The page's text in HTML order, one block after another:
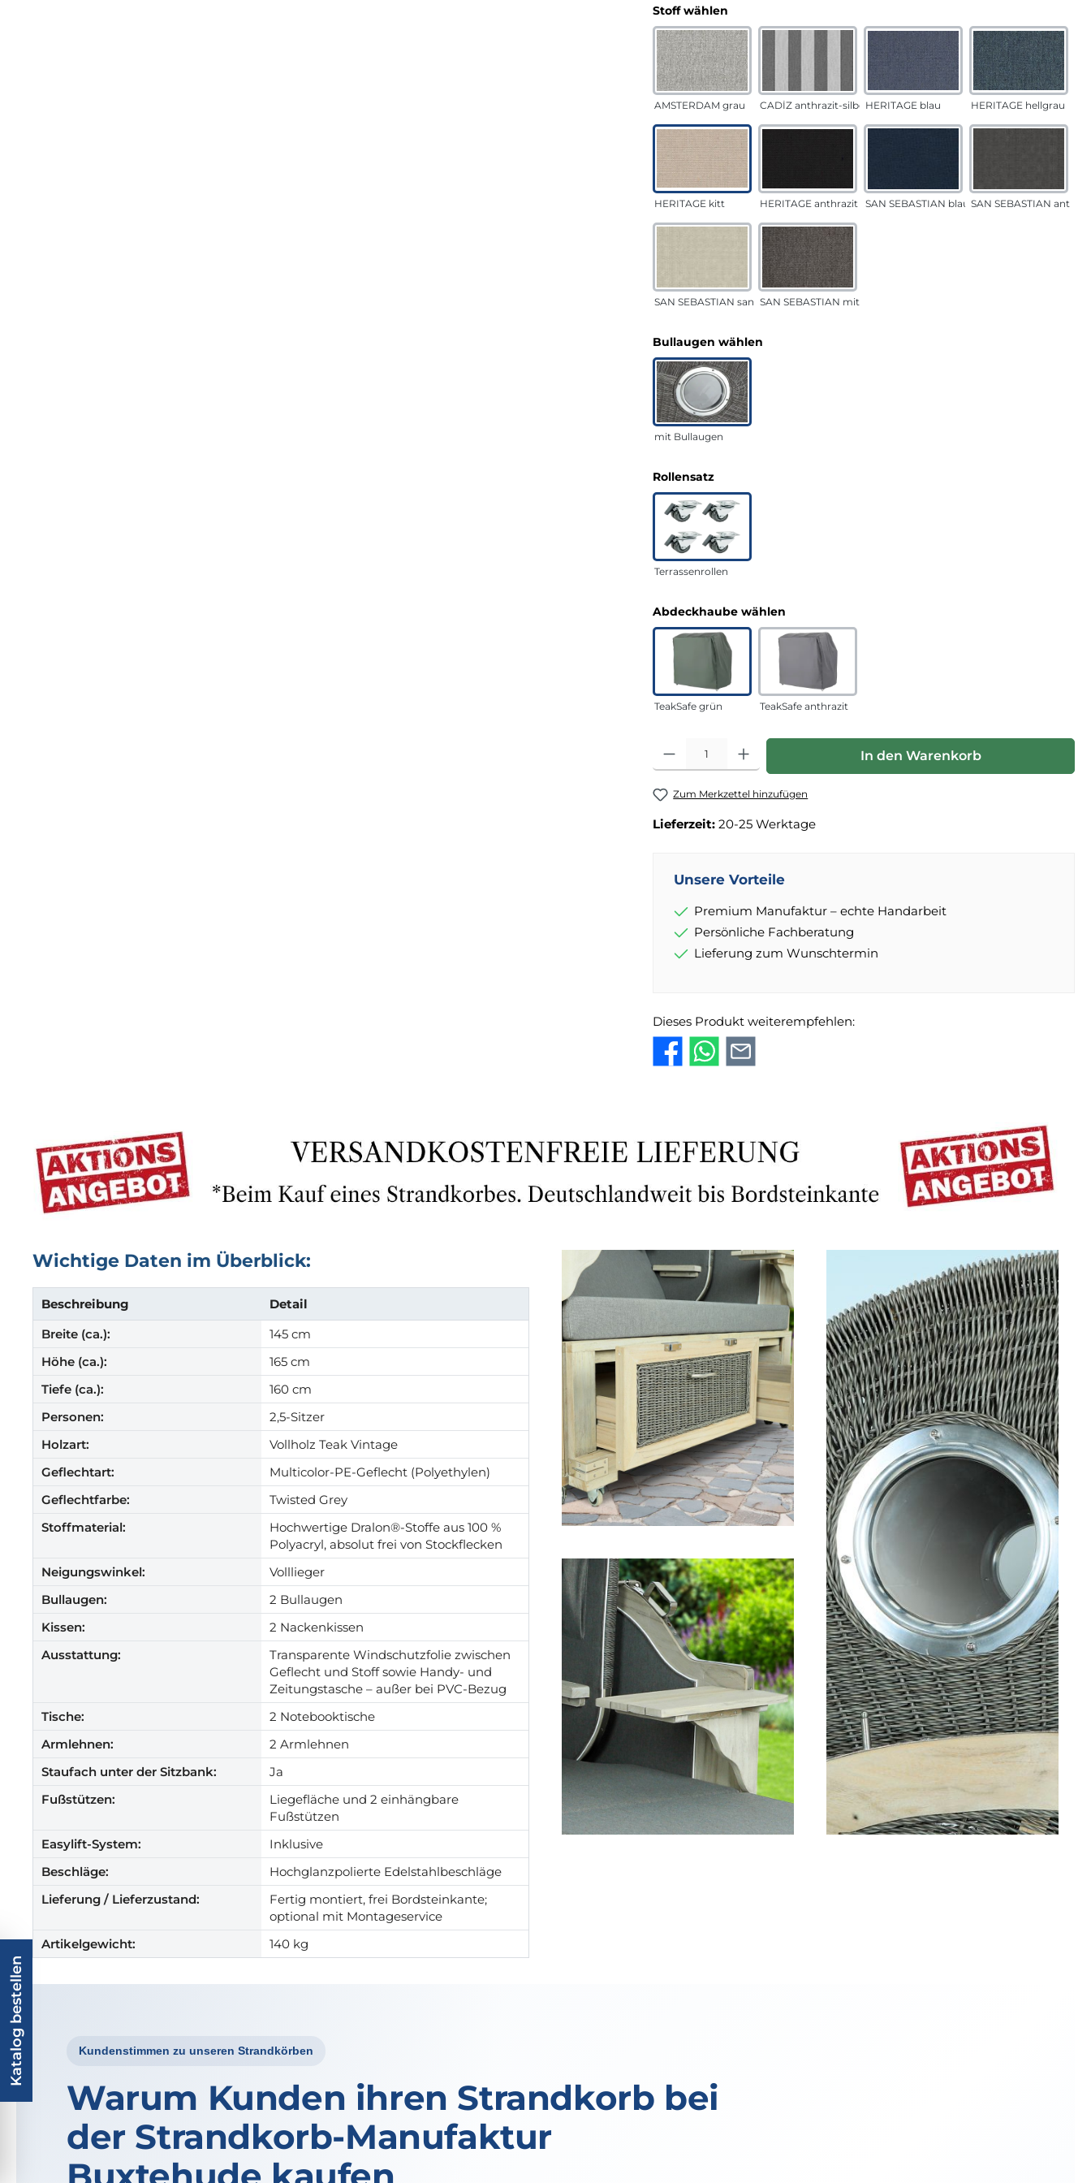
Stoff wählen
AMSTERDAM grau CADÍZ anthrazit-silberHERITAGE blau HERITAGE hellgrau
HERITAGE kitt HERITAGE anthrazit SAN SEBASTIAN blau SAN SEBASTIAN
SAN SEBASTIAN sandSAN SEBASTIAN mittelgrau
Bullaugen wählen
mit Bullaugen
Rollensatzauswählen
Terrassenrollen
Abdeckhaube wählen
TeakSafe grün TeakSafe anthrazit
Produkt Anzahl: Gib den gewünschten Wert ein oder benutze die
In den Warenkorb
Zum Merkzettel hinzufügen
Lieferzeit: 20-25 Werktage
Unsere Vorteile
Premium Manufaktur – echte Handarbeit
Persönliche Fachberatung
Lieferung zum Wunschtermin
Dieses Produkt weiterempfehlen:
Wichtige Daten im Überblick:
Beschreibung
Detail
Breite (ca.):
145 cm
Höhe (ca.):
165 cm
Tiefe (ca.):
160 cm
Personen:
2,5-Sitzer
Holzart:
Vollholz Teak Vintage
Geflechtart:
Multicolor-PE-Geflecht (Polyethylen)
Geflechtfarbe:
Twisted Grey
Stoffmaterial:
Hochwertige Dralon®-Stoffe aus 100 %
Polyacryl, absolut frei von Stockflecken
Neigungswinkel:
Volllieger
Bullaugen:
2 Bullaugen
Kissen:
2 Nackenkissen
Ausstattung:
Transparente Windschutzfolie zwischen
Geflecht und Stoff sowie Handy- und
Zeitungstasche – außer bei PVC-Bezug
Tische:
2 Notebooktische
Armlehnen:
2 Armlehnen
Staufach unter der Sitzbank:
Ja
Fußstützen:
Liegefläche und 2 einhängbare
Fußstützen
Easylift-System:
Inklusive
Beschläge:
Hochglanzpolierte Edelstahlbeschläge
Lieferung / Lieferzustand:
Fertig montiert, frei Bordsteinkante;
optional mit Montageservice
Artikelgewicht:
140 kg
Kundenstimmen zu unseren Strandkörben
Warum Kunden ihren Strandkorb bei
der Strandkorb-Manufaktur
Katalog bestellen